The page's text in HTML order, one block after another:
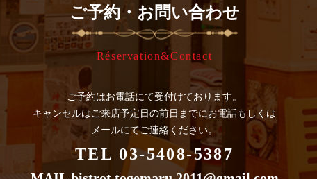
ご予約・お問い合わせ
Réservation&Contact
ご予約はお電話にて受付けております。
キャンセルはご来店予定日の前日までにお電話もしくは
メールにてご連絡ください。
TEL 03-5408-5387